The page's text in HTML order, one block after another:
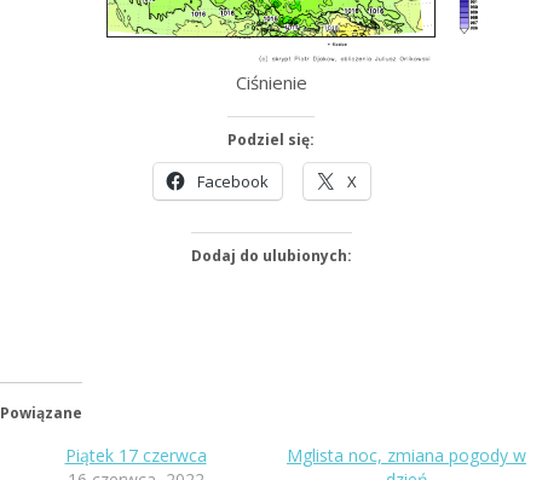
Ciśnienie
Podziel się:
Facebook X
Dodaj do ulubionych:
Powiązane
Piątek 17 czerwca
Mglista noc, zmiana pogody w